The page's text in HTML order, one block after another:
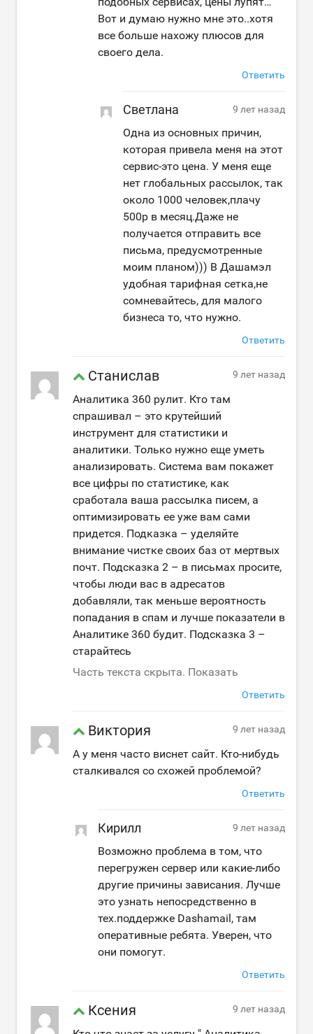
Вот и думаю нужно мне это..хотя
все больше нахожу плюсов для
своего дела.
Ответить
Светлана 9 лет назад
Одна из основных причин,
которая привела меня на этот
сервис-это цена. У меня еще
нет глобальных рассылок, так
около 1000 человек,плачу
500р в месяц.Даже не
получается отправить все
письма, предусмотренные
моим планом))) В Дашамэл
удобная тарифная сетка,не
сомневайтесь, для малого
бизнеса то, что нужно.
Ответить
Станислав 9 лет назад
Аналитика 360 рулит. Кто там
спрашивал – это крутейший
инструмент для статистики и
аналитики. Только нужно еще уметь
анализировать. Система вам покажет
все цифры по статистике, как
сработала ваша рассылка писем, а
оптимизировать ее уже вам сами
придется. Подказка – уделяйте
внимание чистке своих баз от мертвых
почт. Подсказка 2 – в письмах просите,
чтобы люди вас в адресатов
добавляли, так меньше вероятность
попадания в спам и лучше показатели в
Аналитике 360 будит. Подсказка 3 –
старайтесь
Часть текста скрыта. Показать
Ответить
Виктория 9 лет назад
А у меня часто виснет сайт. Кто-нибудь
сталкивался со схожей проблемой?
Ответить
Кирилл 9 лет назад
Возможно проблема в том, что
перегружен сервер или какие-либо
другие причины зависания. Лучше
это узнать непосредственно в
тех.поддержке Dashamail, там
оперативные ребята. Уверен, что
они помогут.
Ответить
Ксения 9 лет назад